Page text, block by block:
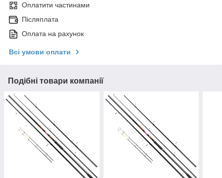
Оплатити частинами
Післяплата
Оплата на рахунок
Всі умови оплати
Подібні товари компанії